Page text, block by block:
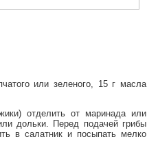
или зеленого, 15 г масла
отделить от маринада или
дольки. Перед подачей грибы
в салатник и посыпать мелко